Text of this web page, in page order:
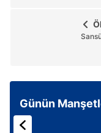
Günün